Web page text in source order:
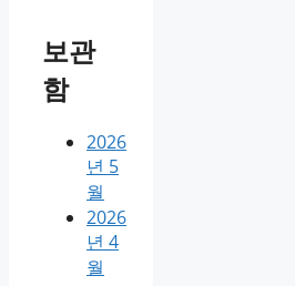
보관
함
2026
년 5
월
2026
년 4
월